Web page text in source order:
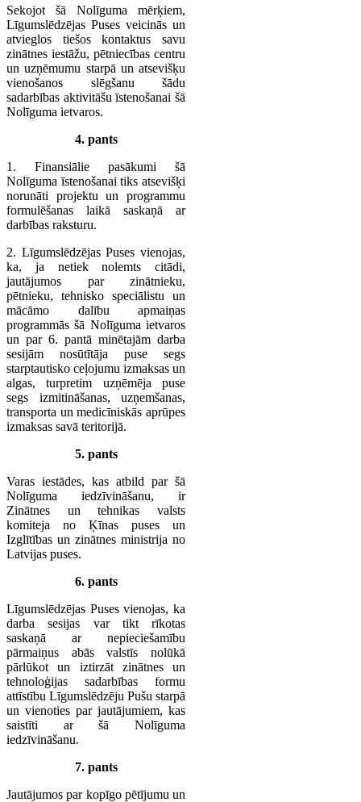
Sekojot šā Nolīguma mērķiem,
Līgumslēdzējas Puses veicinās un
atvieglos tiešos kontaktus savu
zinātnes iestāžu, pētniecības centru
un uzņēmumu starpā un atsevišķu
vienošanos slēgšanu šādu
sadarbības aktivitāšu īstenošanai šā
Nolīguma ietvaros.
4. pants
1. Finansiālie pasākumi šā
Nolīguma īstenošanai tiks atsevišķi
norunāti projektu un programmu
formulēšanas laikā saskaņā ar
darbības raksturu.
2. Līgumslēdzējas Puses vienojas,
ka, ja netiek nolemts citādi,
jautājumos par zinātnieku,
pētnieku, tehnisko speciālistu un
mācāmo dalību apmaiņas
programmās šā Nolīguma ietvaros
un par 6. pantā minētajām darba
sesijām nosūtītāja puse segs
starptautisko ceļojumu izmaksas un
algas, turpretim uzņēmēja puse
segs izmitināšanas, uzņemšanas,
transporta un medicīniskās aprūpes
izmaksas savā teritorijā.
5. pants
Varas iestādes, kas atbild par šā
Nolīguma iedzīvināšanu, ir
Zinātnes un tehnikas valsts
komiteja no Ķīnas puses un
Izglītības un zinātnes ministrija no
Latvijas puses.
6. pants
Līgumslēdzējas Puses vienojas, ka
darba sesijas var tikt rīkotas
saskaņā ar nepieciešamību
pārmaiņus abās valstīs nolūkā
pārlūkot un iztirzāt zinātnes un
tehnoloģijas sadarbības formu
attīstību Līgumslēdzēju Pušu starpā
un vienoties par jautājumiem, kas
saistīti ar šā Nolīguma
iedzīvināšanu.
7. pants
Jautājumos par kopīgo pētījumu un